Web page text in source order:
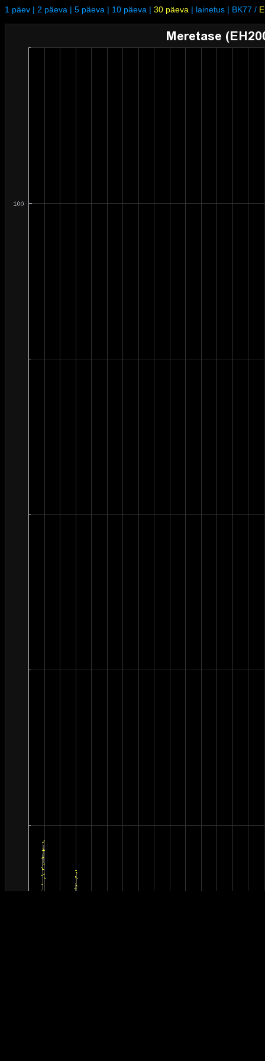
1 päev | 2 päeva | 5 päeva | 10 päeva | 30 päeva | lainetus | BK77 /